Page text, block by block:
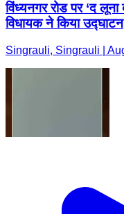
विंध्यनगर रोड पर ‘द
विधायक ने किया उद्घाटन
Singrauli, Singrauli |